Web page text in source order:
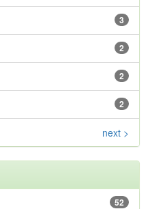
3
2
2
2
next >
52